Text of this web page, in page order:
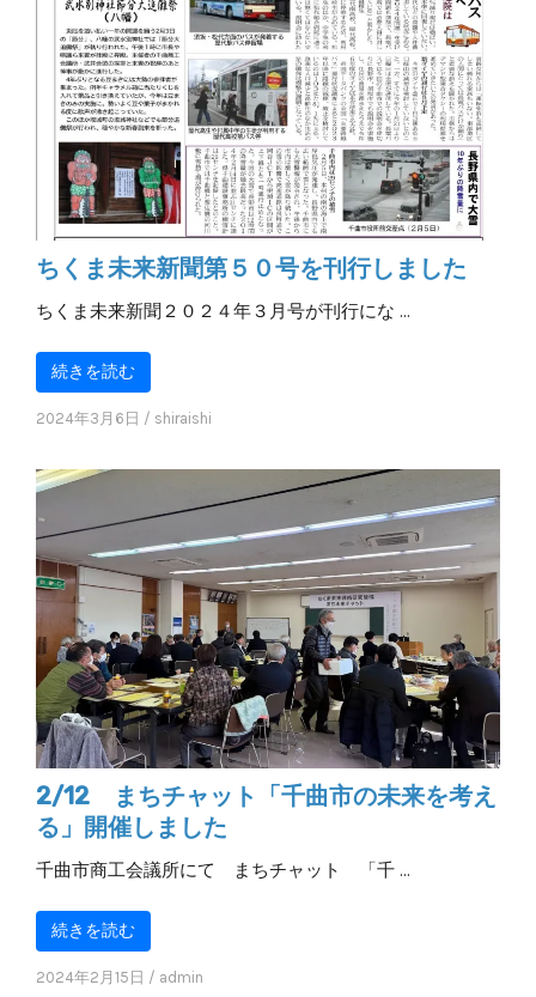
ちくま未来新聞第５０号を刊行しました
ちくま未来新聞２０２４年３月号が刊行にな …
続きを読む
2024年3月6日 / shiraishi
2/12 まちチャット「千曲市の未来を考え
る」開催しました
千曲市商工会議所にて まちチャット 「千 …
続きを読む
2024年2月15日 / admin